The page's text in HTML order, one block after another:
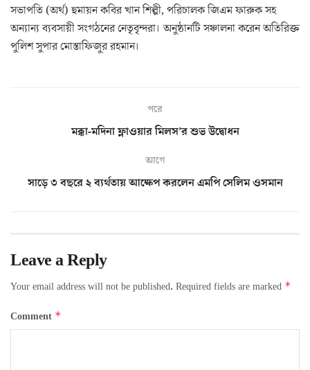
সভাপতি (অর্থ) হুমায়ন কবির খান শিল্পী, পরিচালক জিএম ফারুক সহ
অন্যান্য ব্যবসায়ী সংগঠনের নেতৃবৃন্দরা। অনুষ্ঠানটি সঞ্চালনা করেন অতিরিক্ত
পুলিশ সুপার মোস্তাফিজুর রহমান।
পরে
মক্কা-মদিনা ফ্লাওয়ার মিলস’র শুভ উদ্বোধন
আগে
সাড়ে ৩ বছরে ২ ব্যর্থতায় আক্ষেপ করলেন এমপি সেলিম ওসমান
Leave a Reply
Your email address will not be published. Required fields are marked *
Comment *